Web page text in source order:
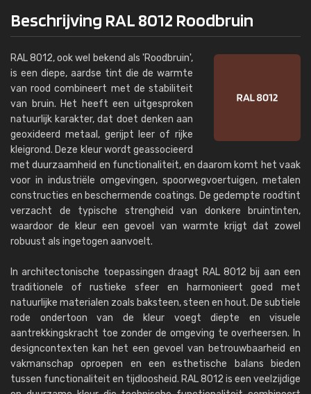
Beschrijving RAL 8012 Roodbruin
RAL 8012, ook wel bekend als 'Roodbruin',
is een diepe, aardse tint die de warmte
van rood combineert met de stabiliteit
van bruin. Het heeft een uitgesproken
natuurlijk karakter, dat doet denken aan
geoxideerd metaal, gerijpt leer of rijke
kleigrond. Deze kleur wordt geassocieerd
met duurzaamheid en functionaliteit, en daarom komt het vaak
voor in industriële omgevingen, spoorwegvoertuigen, metalen
constructies en beschermende coatings. De gedempte roodtint
verzacht de typische strengheid van donkere bruintinten,
waardoor de kleur een gevoel van warmte krijgt dat zowel
robuust als ingetogen aanvoelt.
In architectonische toepassingen draagt ​​RAL 8012 bij aan een
traditionele of rustieke sfeer en harmonieert goed met
natuurlijke materialen zoals baksteen, steen en hout. De subtiele
rode ondertoon van de kleur voegt diepte en visuele
aantrekkingskracht toe zonder de omgeving te overheersen. In
designcontexten kan het een gevoel van betrouwbaarheid en
vakmanschap oproepen en een esthetische balans bieden
tussen functionaliteit en tijdloosheid. RAL 8012 is een veelzijdige